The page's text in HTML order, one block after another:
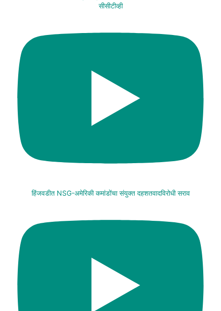
सीसीटीव्ही
हिंजवडीत NSG-अमेरिकी कमांडोंचा संयुक्त दहशतवादविरोधी सराव